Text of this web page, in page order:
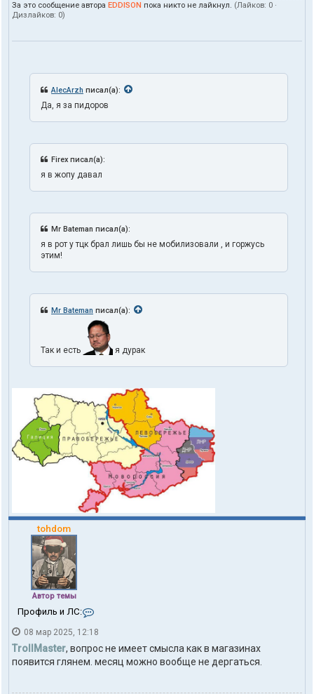
За это сообщение автора EDDISON пока никто не лайкнул. (Лайков: 0 ·
Дизлайков: 0)
AlecArzh писал(а):
Да, я за пидоров
Firex писал(а):
я в жопу давал
Mr Bateman писал(а):
я в рот у тцк брал лишь бы не мобилизовали , и горжусь
этим!
Mr Bateman писал(а):
Так и есть я дурак
tohdom
Автор темы
Профиль и ЛС:
н
т
к
08 мар 2025, 12:18
TrollMaster, вопрос не имеет смысла как в магазинах
появится глянем. месяц можно вообще не дергаться.